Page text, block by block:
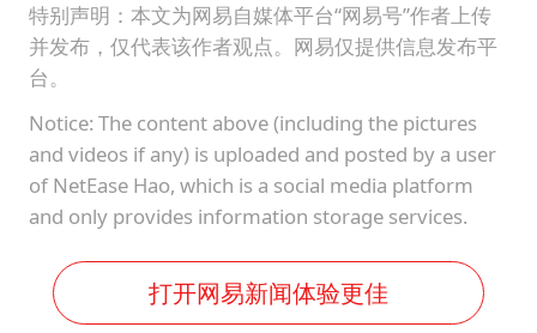
特别声明：本文为网易自媒体平台“网易号”作者上传
并发布，仅代表该作者观点。网易仅提供信息发布平
台。
Notice: The content above (including the pictures
and videos if any) is uploaded and posted by a user
of NetEase Hao, which is a social media platform
and only provides information storage services.
打开网易新闻体验更佳